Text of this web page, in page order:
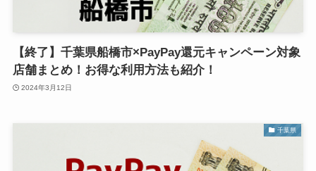
【終了】千葉県船橋市×PayPay還元キャンペーン対象
店舗まとめ！お得な利用方法も紹介！
2024年3月12日
千葉県